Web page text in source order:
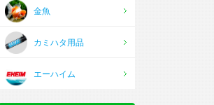
金魚
カミハタ用品
エーハイム